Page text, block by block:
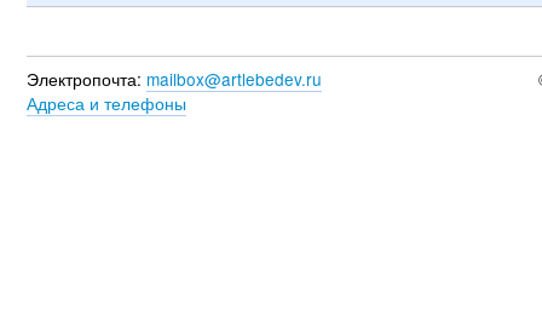
Электропочта: mailbox@artlebedev.ru
Адреса и телефоны